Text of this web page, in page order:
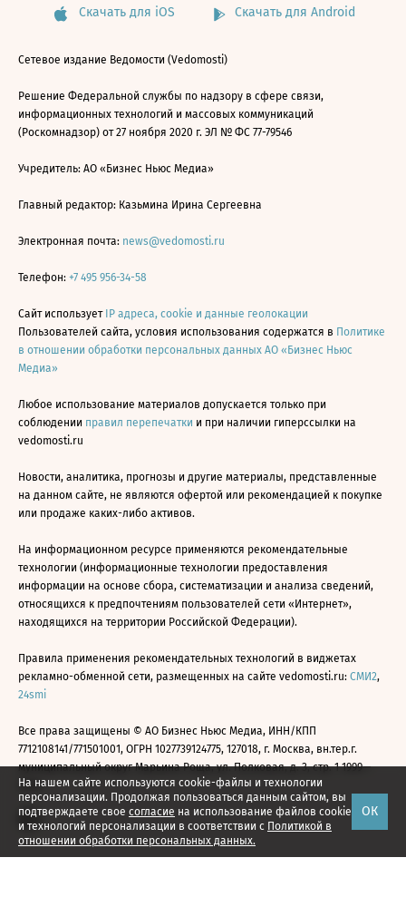
На нашем сайте используются cookie-файлы и технологии
персонализации. Продолжая пользоваться данным сайтом, вы
подтверждаете свое согласие на использование файлов cookie
и технологий персонализации в соответствии с Политикой в
отношении обработки персональных данных.
ОК
Скачать для iOS Скачать для Android
Сетевое издание Ведомости (Vedomosti)
Решение Федеральной службы по надзору в сфере связи,
информационных технологий и массовых коммуникаций
(Роскомнадзор) от 27 ноября 2020 г. ЭЛ № ФС 77-79546
Учредитель: АО «Бизнес Ньюс Медиа»
Главный редактор: Казьмина Ирина Сергеевна
Электронная почта: news@vedomosti.ru
Телефон: +7 495 956-34-58
Сайт использует IP адреса, cookie и данные геолокации
Пользователей сайта, условия использования содержатся в Политике
в отношении обработки персональных данных АО «Бизнес Ньюс
Медиа»
Любое использование материалов допускается только при
соблюдении правил перепечатки и при наличии гиперссылки на
vedomosti.ru
Новости, аналитика, прогнозы и другие материалы, представленные
на данном сайте, не являются офертой или рекомендацией к покупке
или продаже каких-либо активов.
На информационном ресурсе применяются рекомендательные
технологии (информационные технологии предоставления
информации на основе сбора, систематизации и анализа сведений,
относящихся к предпочтениям пользователей сети «Интернет»,
находящихся на территории Российской Федерации).
Правила применения рекомендательных технологий в виджетах
рекламно-обменной сети, размещенных на сайте vedomosti.ru: СМИ2,
24smi
Все права защищены © АО Бизнес Ньюс Медиа, ИНН/КПП
7712108141/771501001, ОГРН 1027739124775, 127018, г. Москва, вн.тер.г.
муниципальный округ Марьина Роща, ул. Полковая, д. 3, стр. 1 1999—
2026